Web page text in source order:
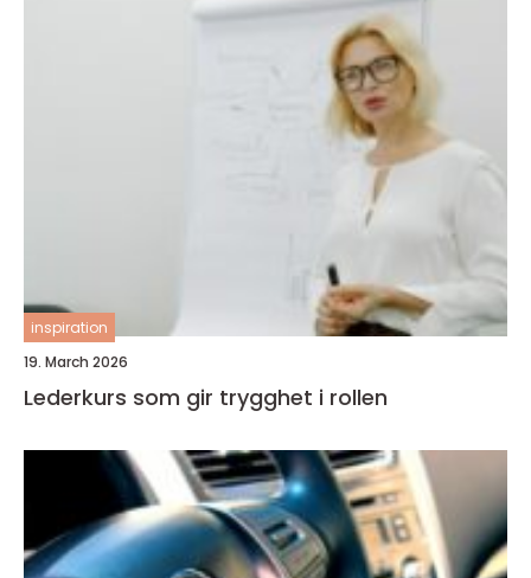
inspiration
19. March 2026
Lederkurs som gir trygghet i rollen